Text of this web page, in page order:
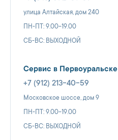
улица Алтайская, дом 240
ПН-ПТ: 9.00-19.00
СБ-ВС: ВЫХОДНОЙ
Сервис в Первоуральске
+7 (912) 213-40-59
Московское шоссе, дом 9
ПН-ПТ: 9.00-19.00
СБ-ВС: ВЫХОДНОЙ